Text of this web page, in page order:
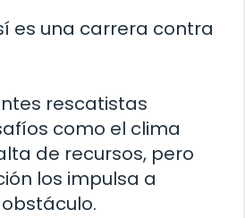
es una carrera contra
rescatistas
como el clima
de recursos, pero
los impulsa a